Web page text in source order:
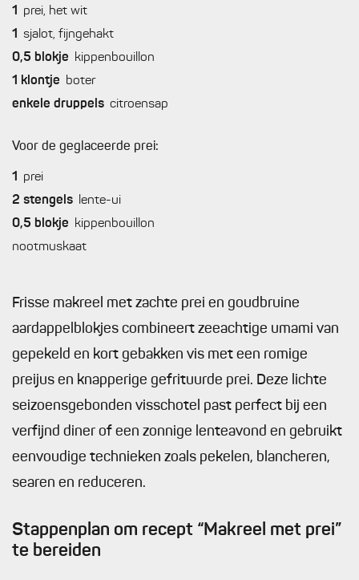
1
prei, het wit
1
sjalot, fijngehakt
0,5 blokje
kippenbouillon
1 klontje boter
enkele druppels citroensap
Voor de geglaceerde prei:
1
prei
2 stengels
lente-ui
0,5 blokje
kippenbouillon
nootmuskaat
Frisse makreel met zachte prei en goudbruine
aardappelblokjes combineert zeeachtige umami van
gepekeld en kort gebakken vis met een romige
preijus en knapperige gefrituurde prei. Deze lichte
seizoensgebonden visschotel past perfect bij een
verfijnd diner of een zonnige lenteavond en gebruikt
eenvoudige technieken zoals pekelen, blancheren,
searen en reduceren.
Stappenplan om recept “Makreel met prei”
te bereiden